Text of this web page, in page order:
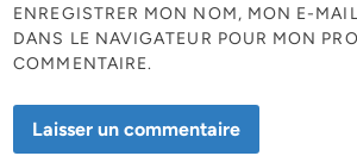
ENREGISTRER MON NOM, MON E-
DANS LE NAVIGATEUR POUR MON
COMMENTAIRE.